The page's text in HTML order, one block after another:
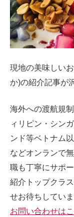
現地の美味しい
か)の紹介記事が
海外への渡航規
ィリピン・シン
ンド等ベトナム
などオンランで
職も丁寧にサポ
紹介トップクラ
せお待ちしていま
お問い合わせは